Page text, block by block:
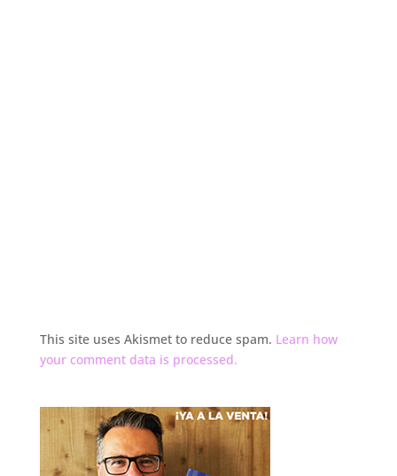
This site uses Akismet to reduce spam. Learn how
your comment data is processed.